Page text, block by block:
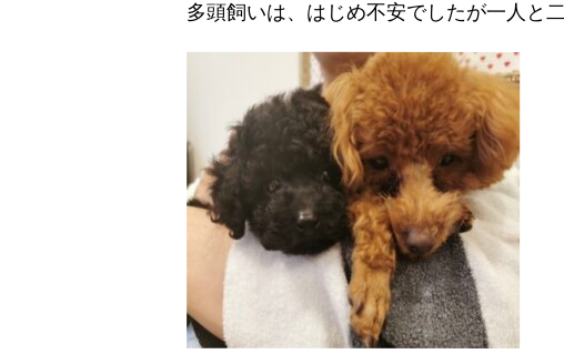
多頭飼いは、はじめ不安でしたが一人と